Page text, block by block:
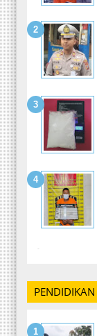
-
PENDIDIKAN